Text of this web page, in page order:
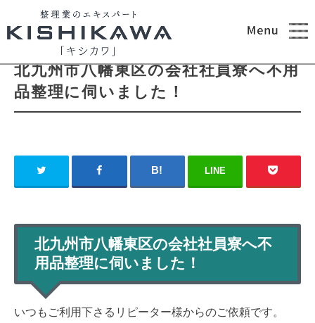
ブログ
2020.12.09
北九州市八幡東区の会社社員寮へ不用
品整理に伺いました！
LINE
北九州市八幡東区の会社社員寮へ不
用品整理に伺いました！
いつもご利用下さるリピーター様からのご依頼です。